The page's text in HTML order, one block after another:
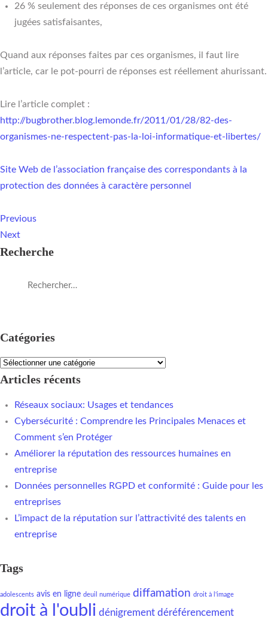
26 % seulement des réponses de ces organismes ont été
jugées satisfaisantes,
Quand aux réponses faites par ces organismes, il faut lire
l’article, car le pot-pourri de réponses est réellement ahurissant.
Lire l’article complet :
http://bugbrother.blog.lemonde.fr/2011/01/28/82-des-
organismes-ne-respectent-pas-la-loi-informatique-et-libertes/
Site Web de l’association française des correspondants à la
protection des données à caractère personnel
Previous
Next
Recherche
Catégories
Articles récents
Réseaux sociaux: Usages et tendances
Cybersécurité : Comprendre les Principales Menaces et
Comment s’en Protéger
Améliorer la réputation des ressources humaines en
entreprise
Données personnelles RGPD et conformité : Guide pour les
entreprises
L’impact de la réputation sur l’attractivité des talents en
entreprise
Tags
adolescents avis en ligne deuil numérique diffamation droit à l'image
droit à l'oubli dénigrement déréférencement